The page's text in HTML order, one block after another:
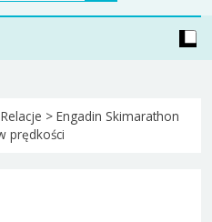
Relacje > Engadin Skimarathon
prędkości